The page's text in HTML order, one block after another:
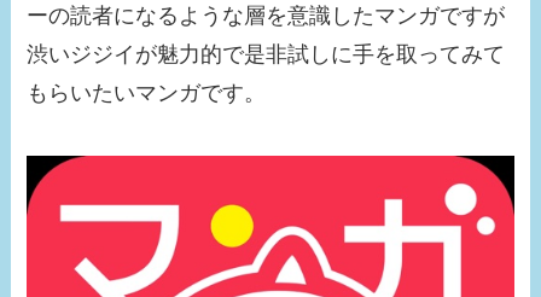
ーの読者になるような層を意識したマンガですが
渋いジジイが魅力的で是非試しに手を取ってみて
もらいたいマンガです。